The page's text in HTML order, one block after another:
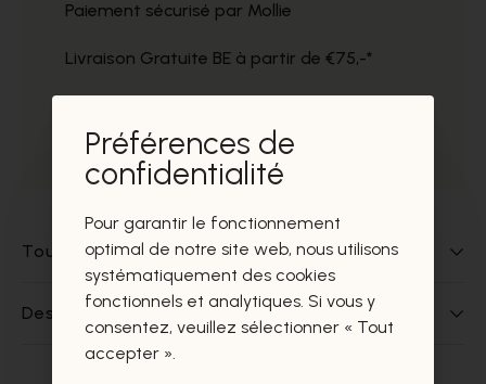
Paiement sécurisé par Mollie
Livraison Gratuite BE à partir de €75,-*
Prélèvement gratuit dans nos magasins
Tout sur ce produit
Des questions sur ce produit?
Préférences de
confidentialité
Pour garantir le fonctionnement
optimal de notre site web, nous utilisons
systématiquement des cookies
fonctionnels et analytiques. Si vous y
consentez, veuillez sélectionner « Tout
accepter ».